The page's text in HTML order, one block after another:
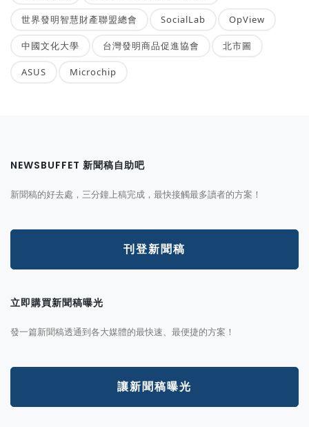
世界發明智慧財產聯盟總會 SocialLab OpView
中國文化大學 台灣發明商品促進協會 北市圖
ASUS Microchip
NEWSBUFFET 新聞稿自助吧
新聞稿的好去處，三分鐘上稿完成，最快接觸最多讀者的方案！
刊登新聞稿
立即購買新聞稿曝光
發一篇新聞稿透通到各大媒體的最快速、最便捷的方案！
讓新聞稿曝光